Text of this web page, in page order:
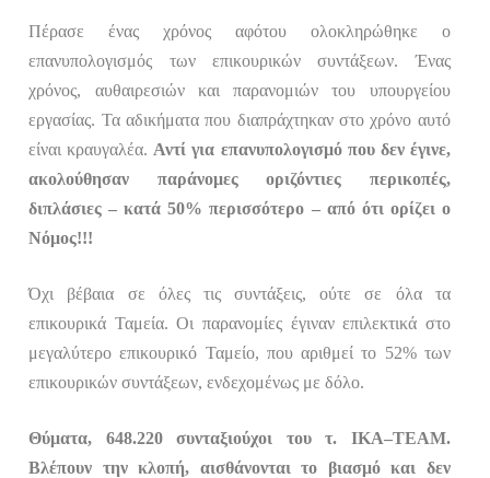
Πέρασε ένας χρόνος αφότου ολοκληρώθηκε ο
επανυπολογισμός των επικουρικών συντάξεων. Ένας
χρόνος, αυθαιρεσιών και παρανομιών του υπουργείου
εργασίας. Τα αδικήματα που διαπράχτηκαν στο χρόνο αυτό
είναι κραυγαλέα. Αντί για επανυπολογισμό που δεν έγινε,
ακολούθησαν παράνομες οριζόντιες περικοπές,
διπλάσιες – κατά 50% περισσότερο – από ότι ορίζει ο
Νόμος!!!
Όχι βέβαια σε όλες τις συντάξεις, ούτε σε όλα τα
επικουρικά Ταμεία. Οι παρανομίες έγιναν επιλεκτικά στο
μεγαλύτερο επικουρικό Ταμείο, που αριθμεί το 52% των
επικουρικών συντάξεων, ενδεχομένως με δόλο.
Θύματα, 648.220 συνταξιούχοι του τ. ΙΚΑ–ΤΕΑΜ.
Βλέπουν την κλοπή, αισθάνονται το βιασμό και δεν